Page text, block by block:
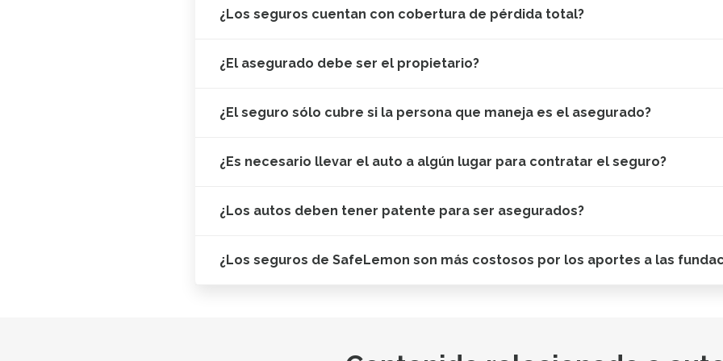
¿Los seguros cuentan con cobertura de pérdida total?
¿El asegurado debe ser el propietario?
¿El seguro sólo cubre si la persona que maneja es el asegurado?
¿Es necesario llevar el auto a algún lugar para contratar el seguro?
¿Los autos deben tener patente para ser asegurados?
¿Los seguros de SafeLemon son más costosos por los aportes a las